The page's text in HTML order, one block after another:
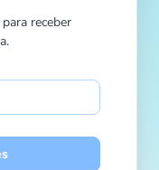
receber